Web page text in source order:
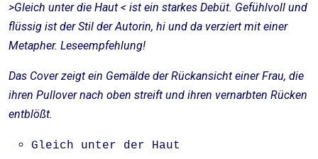
>Gleich unter die Haut < ist ein starkes Debüt. Gefühlvoll und
flüssig ist der Stil der Autorin, hi und da verziert mit einer
Metapher. Leseempfehlung!
Das Cover zeigt ein Gemälde der Rückansicht einer Frau, die
ihren Pullover nach oben streift und ihren vernarbten Rücken
entblößt.
Gleich unter der Haut